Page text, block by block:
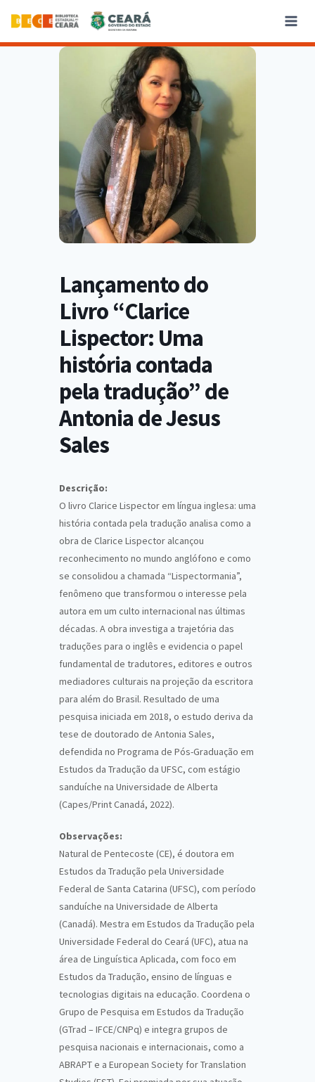
Lançamento do
Livro “Clarice
Lispector: Uma
história contada
pela tradução” de
Antonia de Jesus
Sales
Descrição:
O livro Clarice Lispector em língua inglesa: uma
história contada pela tradução analisa como a
obra de Clarice Lispector alcançou
reconhecimento no mundo anglófono e como
se consolidou a chamada “Lispectormania”,
fenômeno que transformou o interesse pela
autora em um culto internacional nas últimas
décadas. A obra investiga a trajetória das
traduções para o inglês e evidencia o papel
fundamental de tradutores, editores e outros
mediadores culturais na projeção da escritora
para além do Brasil. Resultado de uma
pesquisa iniciada em 2018, o estudo deriva da
tese de doutorado de Antonia Sales,
defendida no Programa de Pós-Graduação em
Estudos da Tradução da UFSC, com estágio
sanduíche na Universidade de Alberta
(Capes/Print Canadá, 2022).
Observações:
Natural de Pentecoste (CE), é doutora em
Estudos da Tradução pela Universidade
Federal de Santa Catarina (UFSC), com período
sanduíche na Universidade de Alberta
(Canadá). Mestra em Estudos da Tradução pela
Universidade Federal do Ceará (UFC), atua na
área de Linguística Aplicada, com foco em
Estudos da Tradução, ensino de línguas e
tecnologias digitais na educação. Coordena o
Grupo de Pesquisa em Estudos da Tradução
(GTrad – IFCE/CNPq) e integra grupos de
pesquisa nacionais e internacionais, como a
ABRAPT e a European Society for Translation